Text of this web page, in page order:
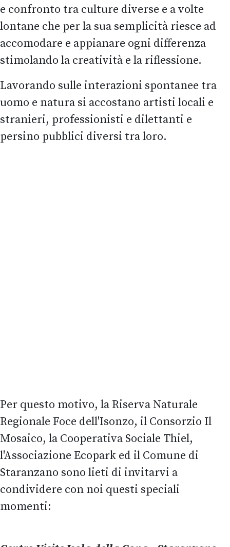
e confronto tra culture diverse e a volte
lontane che per la sua semplicità riesce ad
accomodare e appianare ogni differenza
stimolando la creatività e la riflessione.
Lavorando sulle interazioni spontanee tra
uomo e natura si accostano artisti locali e
stranieri, professionisti e dilettanti e
persino pubblici diversi tra loro.
Per questo motivo, la Riserva Naturale
Regionale Foce dell'Isonzo, il Consorzio Il
Mosaico, la Cooperativa Sociale Thiel,
l'Associazione Ecopark ed il Comune di
Staranzano sono lieti di invitarvi a
condividere con noi questi speciali
momenti: